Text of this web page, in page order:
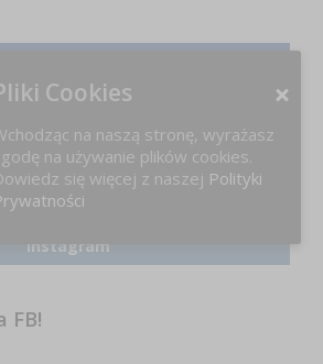
Facebook
LinkedIn
Instagram
FB!
Cookies
na naszą stronę, wyrażasz
na używanie plików cookies.
się więcej z naszej Polityki